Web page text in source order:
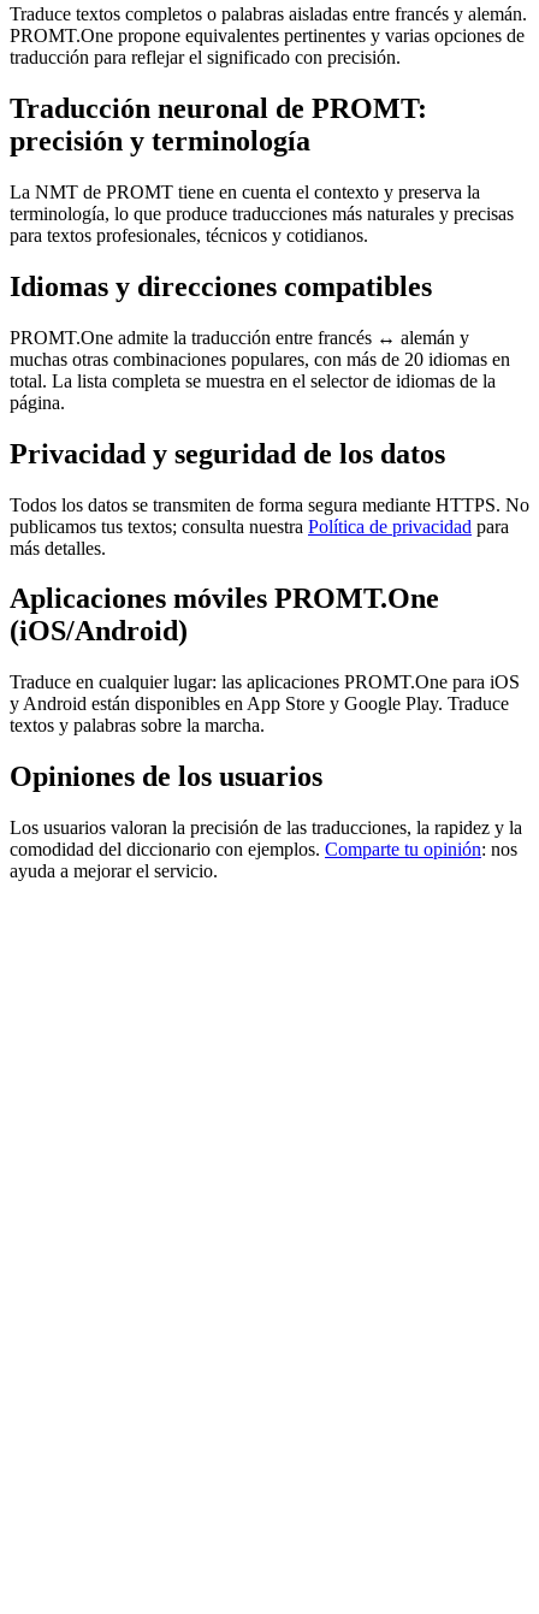
Traduce textos completos o palabras aisladas entre francés y alemán.
PROMT.One propone equivalentes pertinentes y varias opciones de
traducción para reflejar el significado con precisión.
Traducción neuronal de PROMT:
precisión y terminología
La NMT de PROMT tiene en cuenta el contexto y preserva la
terminología, lo que produce traducciones más naturales y precisas
para textos profesionales, técnicos y cotidianos.
Idiomas y direcciones compatibles
PROMT.One admite la traducción entre francés ↔ alemán y
muchas otras combinaciones populares, con más de 20 idiomas en
total. La lista completa se muestra en el selector de idiomas de la
página.
Privacidad y seguridad de los datos
Todos los datos se transmiten de forma segura mediante HTTPS. No
publicamos tus textos; consulta nuestra Política de privacidad para
más detalles.
Aplicaciones móviles PROMT.One
(iOS/Android)
Traduce en cualquier lugar: las aplicaciones PROMT.One para iOS
y Android están disponibles en App Store y Google Play. Traduce
textos y palabras sobre la marcha.
Opiniones de los usuarios
Los usuarios valoran la precisión de las traducciones, la rapidez y la
comodidad del diccionario con ejemplos. Comparte tu opinión: nos
ayuda a mejorar el servicio.